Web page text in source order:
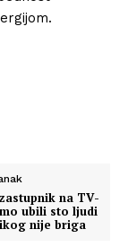
na TV-
ubili sto ljudi
nije briga